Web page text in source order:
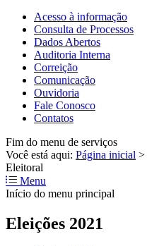
Acesso à informação
Consulta de Processos
Dados Abertos
Auditoria Interna
Correição
Comunicação
Ouvidoria
Fale Conosco
Contatos
Fim do menu de serviços
Você está aqui: Página inicial >
Eleitoral
Menu
Início do menu principal
Eleições 2021